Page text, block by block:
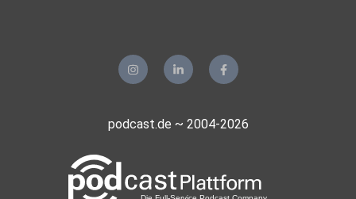
podcast.de ~ 2004-2026